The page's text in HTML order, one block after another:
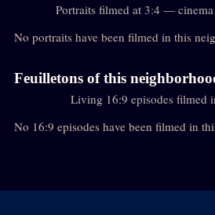
Portraits filmed at 3:4 —
No portraits have been filmed in this
Feuilletons of this
Living 16:9 episodes filmed
No 16:9 episodes have been filmed in